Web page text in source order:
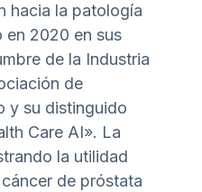
hacia la patología
en 2020 en sus
de la Industria
de
y su distinguido
Care AI». La
la utilidad
de próstata